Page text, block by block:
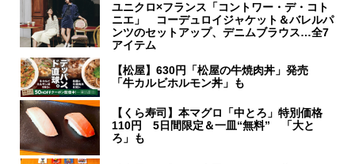
ユニクロ×フランス「コントワー・デ・コト
ニエ」 コーデュロイジャケット＆バレルパ
ンツのセットアップ、デニムブラウス…全7
アイテム
【松屋】630円「松屋の牛焼肉丼」発売
「牛カルビホルモン丼」も
【くら寿司】本マグロ「中とろ」特別価格
110円 5日間限定＆一皿“無料” 「大と
ろ」も